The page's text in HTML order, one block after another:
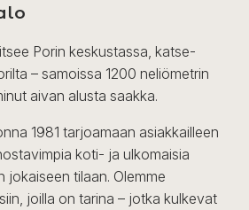
Porin keskustassa, katse-
– samoissa 1200 neliömetrin
aivan alusta saakka.
1981 tarjoamaan asiakkailleen
koti- ja ulkomaisia
tilaan. Olemme
joilla on tarina – jotka kulkevat